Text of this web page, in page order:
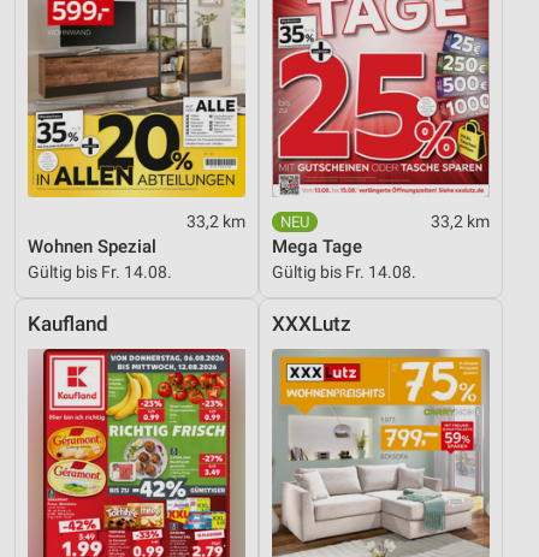
33,2 km
Wohnen Spezial
Gültig bis Fr. 14.08.
33,2 km
Mega Tage
Gültig bis Fr. 14.08.
Kaufland XXXLutz